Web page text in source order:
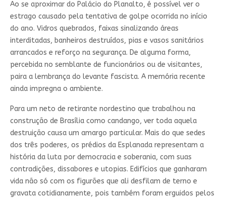
Ao se aproximar do Palácio do Planalto, é possível ver o
estrago causado pela tentativa de golpe ocorrida no início
do ano. Vidros quebrados, faixas sinalizando áreas
interditadas, banheiros destruídos, pias e vasos sanitários
arrancados e reforço na segurança. De alguma forma,
percebida no semblante de funcionários ou de visitantes,
paira a lembrança do levante fascista. A memória recente
ainda impregna o ambiente.
Para um neto de retirante nordestino que trabalhou na
construção de Brasília como candango, ver toda aquela
destruição causa um amargo particular. Mais do que sedes
dos três poderes, os prédios da Esplanada representam a
história da luta por democracia e soberania, com suas
contradições, dissabores e utopias. Edifícios que ganharam
vida não só com os figurões que ali desfilam de terno e
gravata cotidianamente, pois também foram erguidos pelos